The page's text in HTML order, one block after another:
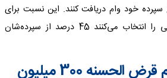
درصد مبلغ سپرده خود وام دریافت کنند. این نسبت برای
افرادی که بازپرداخت قسطی را انتخاب می‌کنند 45 درصد از سپرده‌شان
شرایط دریافت وام قرض‌ الحسنه 300 میلیون